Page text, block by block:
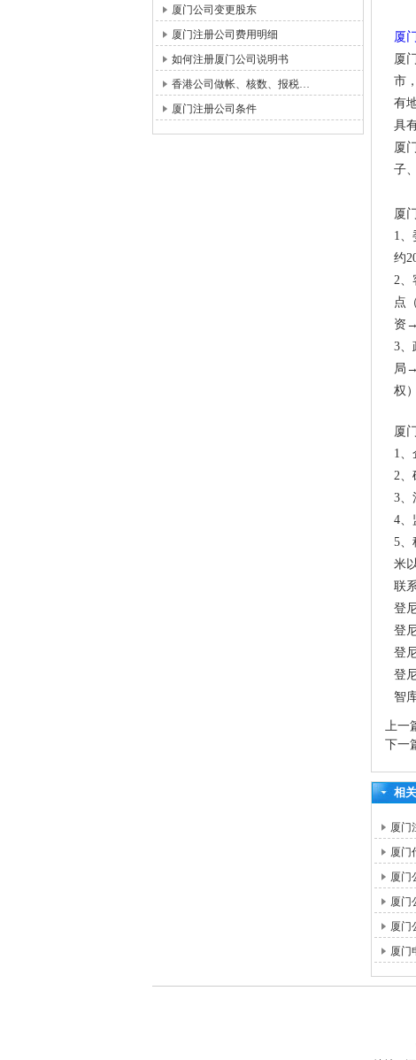
厦门公司变更股东
厦门注册公司费用明细
如何注册厦门公司说明书
香港公司做帐、核数、报税…
厦门注册公司条件
厦
厦
市
有
具
厦
子
厦
1
约
2
点
资
3
局
权
厦
1、
2、
3、
4、
5、
米
联
登
登
登
登
智
上一
下一
相
厦门
厦门
厦门
厦门
厦门
厦门